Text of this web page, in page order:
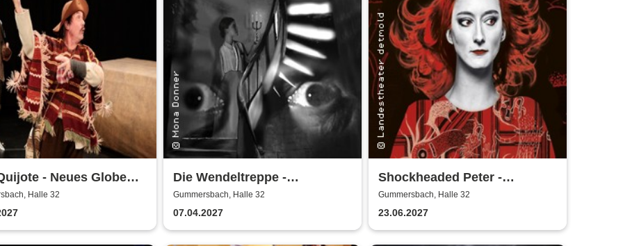
- Neues Globe
Potsdam
Halle 32
Die Wendeltreppe -
Theatergastspiele Fürth
Gummersbach, Halle 32
07.04.2027
Shockheaded Peter -
Landestheater Detmold
Gummersbach, Halle 32
23.06.2027